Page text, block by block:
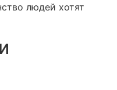
людей хотят